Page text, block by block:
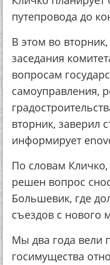
путепровода до
В этом во
заседания
вопросам
самоуправления,
вторник, заверил
информирует
По словам
решен вопрос
Большевик, где
съездов с нового
Мы два года вели
госимущества